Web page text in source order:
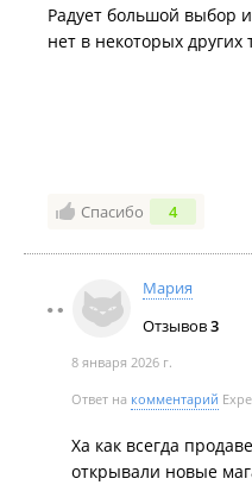
конторой.
Дата посещения:
Радует большой выбор и
нет в некоторых других
Спасибо 4
Мария
Отзывов3
8 января 2026 г.
Ответ на комментарий
Ха как всегда
открывали новые